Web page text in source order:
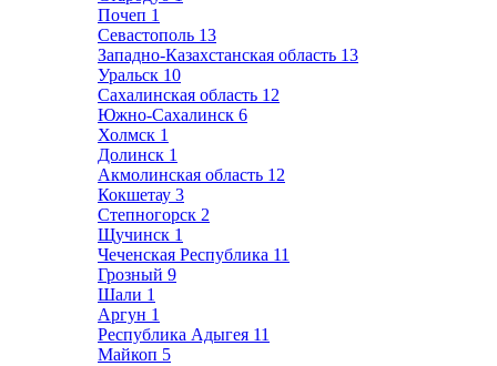
Почеп 1
Севастополь 13
Западно-Казахстанская область 13
Уральск 10
Сахалинская область 12
Южно-Сахалинск 6
Холмск 1
Долинск 1
Акмолинская область 12
Кокшетау 3
Степногорск 2
Щучинск 1
Чеченская Республика 11
Грозный 9
Шали 1
Аргун 1
Республика Адыгея 11
Майкоп 5